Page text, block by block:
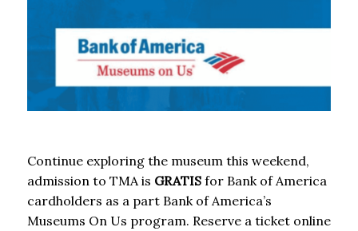
Continue exploring the museum this weekend,
admission to TMA is GRATISfor Bank of America
cardholders as a part Bank of America’s
Museums On Us program. Reserve a ticket online